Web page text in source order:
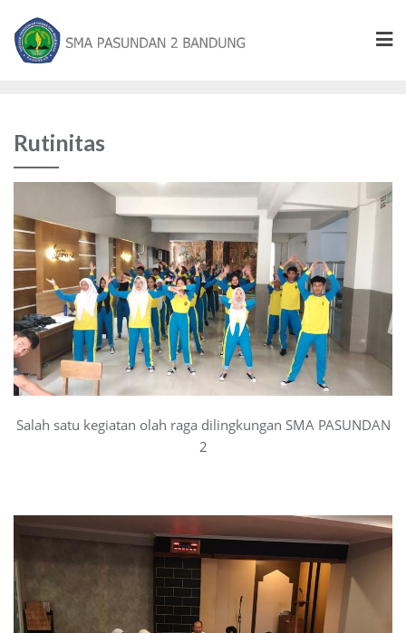
Rutinitas
Salah satu kegiatan olah raga dilingkungan SMA PASUNDAN
2